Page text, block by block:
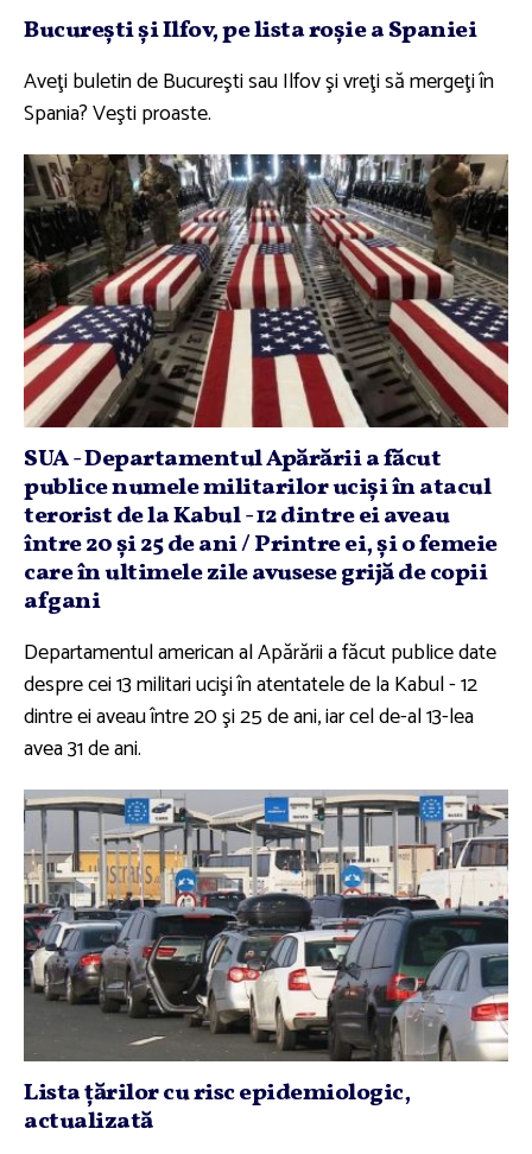
Bucureşti şi Ilfov, pe lista roşie a Spaniei
Aveţi buletin de Bucureşti sau Ilfov şi vreţi să mergeţi în
Spania? Veşti proaste.
SUA - Departamentul Apărării a făcut
publice numele militarilor ucişi în atacul
terorist de la Kabul - 12 dintre ei aveau
între 20 şi 25 de ani / Printre ei, şi o femeie
care în ultimele zile avusese grijă de copii
afgani
Departamentul american al Apărării a făcut publice date
despre cei 13 militari ucişi în atentatele de la Kabul - 12
dintre ei aveau între 20 şi 25 de ani, iar cel de-al 13-lea
avea 31 de ani.
Lista ţărilor cu risc epidemiologic,
actualizată